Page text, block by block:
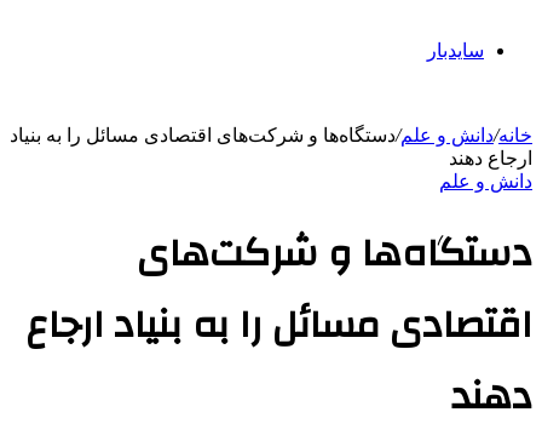
سایدبار
خانه/دانش و علم/دستگاه‌ها و شرکت‌های اقتصادی مسائل را به بنیاد
ارجاع دهند
دانش و علم
دستگاه‌ها و شرکت‌های
اقتصادی مسائل را به بنیاد ارجاع
دهند